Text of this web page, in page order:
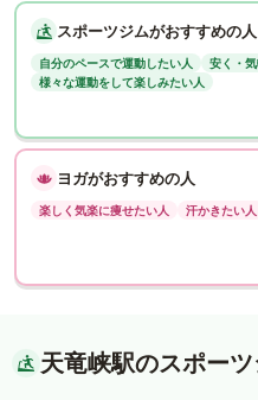
スポーツジムがおすすめの人
自分のペースで運動したい人
安く・
様々な運動をして楽しみたい人
ヨガがおすすめの人
楽しく気楽に痩せたい人 汗かきたい人
天竜峡駅のスポー